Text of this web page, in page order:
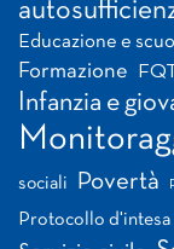
Educazione e
Formazione
Infanzia e
sociali Povertà
Protocollo d'intesa